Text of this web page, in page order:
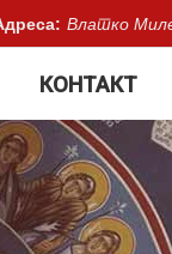
Влатко
КОНТАКТ